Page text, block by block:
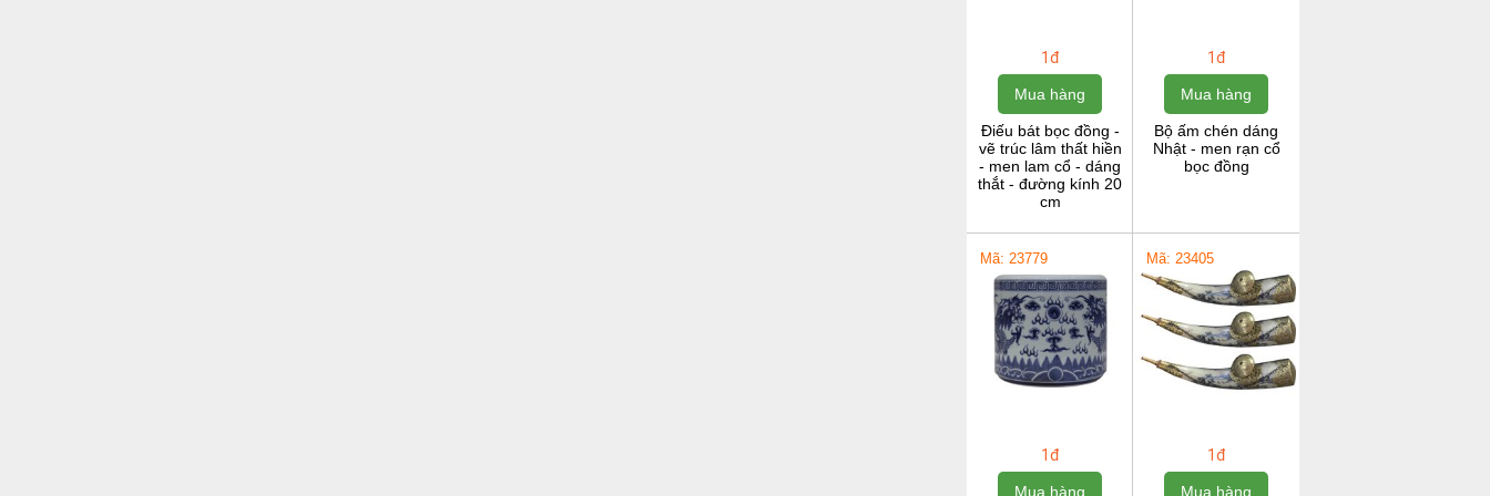
1đ
Mua hàng
Điếu bát bọc đồng -
vẽ trúc lâm thất hiền
- men lam cổ - dáng
thắt - đường kính 20
cm
1đ
Mua hàng
Bộ ấm chén dáng
Nhật - men rạn cổ
bọc đồng
Mã: 23779
1đ
Mua hàng
Mã: 23405
1đ
Mua hàng